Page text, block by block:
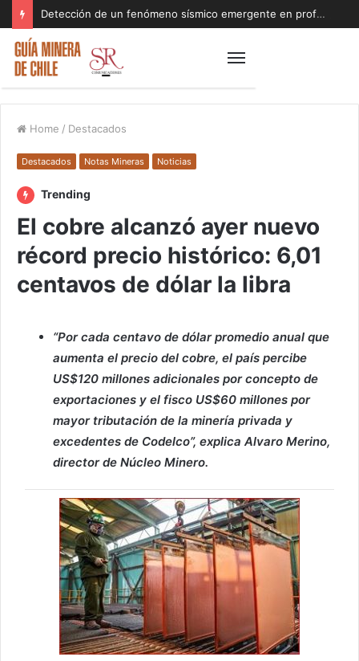
Detección de un fenómeno sísmico emergente en profundidad con riesgos diferentes a los conocidos paraliza Andes Norte
Home / Destacados
Destacados Notas Mineras Noticias
Trending
El cobre alcanzó ayer nuevo
récord precio histórico: 6,01
centavos de dólar la libra
“Por cada centavo de dólar promedio anual que
aumenta el precio del cobre, el país percibe
US$120 millones adicionales por concepto de
exportaciones y el fisco US$60 millones por
mayor tributación de la minería privada y
excedentes de Codelco”, explica Alvaro Merino,
director de Núcleo Minero.